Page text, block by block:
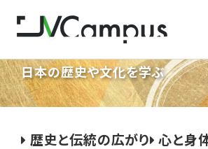
Explore the Rich
of Japanese Culture
日本の歴史や文化を学ぶ
歴史と伝統の広がり 心と身